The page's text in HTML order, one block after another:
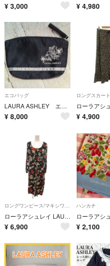
¥ 3,000 ¥ 4,980
エコバッグ
LAURA ASHLEY エコバック
¥ 8,000
ロングスカート
¥ 4,900
ロングワンピース/マキシワンピース
ローラアシュレイ LAURA ASHLEY 美品 ワンピース 9 黒 ブラック
¥ 6,900
ハンカチ
¥ 2,100